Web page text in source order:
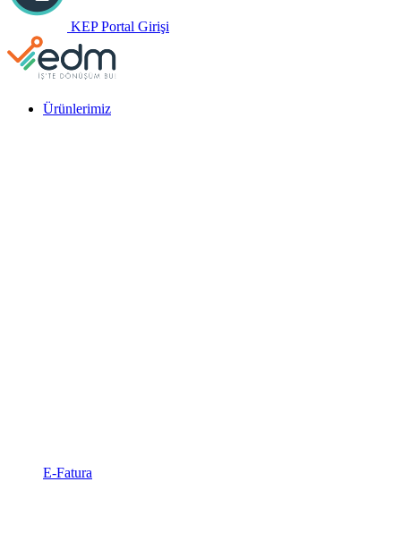
KEP Portal Girişi
Ürünlerimiz
E-Fatura